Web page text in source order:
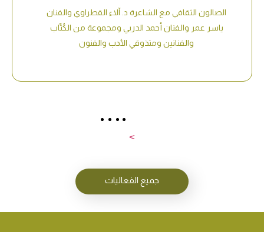
الصالون الثقافي مع الشاعرة د. آلاء القطراوي والفنان
ياسر عمر والفنان أحمد الدربي ومجموعة من الكُتّاب
والفنانين ومتذوقي الأدب والفنون
>
جميع الفعاليات